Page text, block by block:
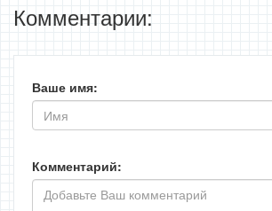
Комментарии:
Ваше имя:
Комментарий: